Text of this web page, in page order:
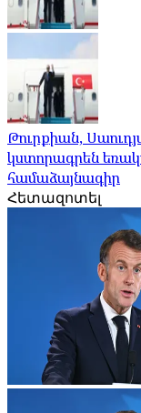
Թուրքիան,
կստորագրեն
համաձայնագիր
Հետազոտել